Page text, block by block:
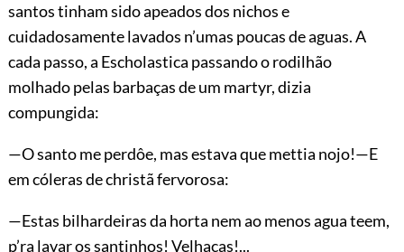
santos tinham sido apeados dos nichos e
cuidadosamente lavados n’umas poucas de aguas. A
cada passo, a Escholastica passando o rodilhão
molhado pelas barbaças de um martyr, dizia
compungida:
—O santo me perdôe, mas estava que mettia nojo!—E
em cóleras de christã fervorosa:
—Estas bilhardeiras da horta nem ao menos agua teem,
p’ra lavar os santinhos! Velhacas!...